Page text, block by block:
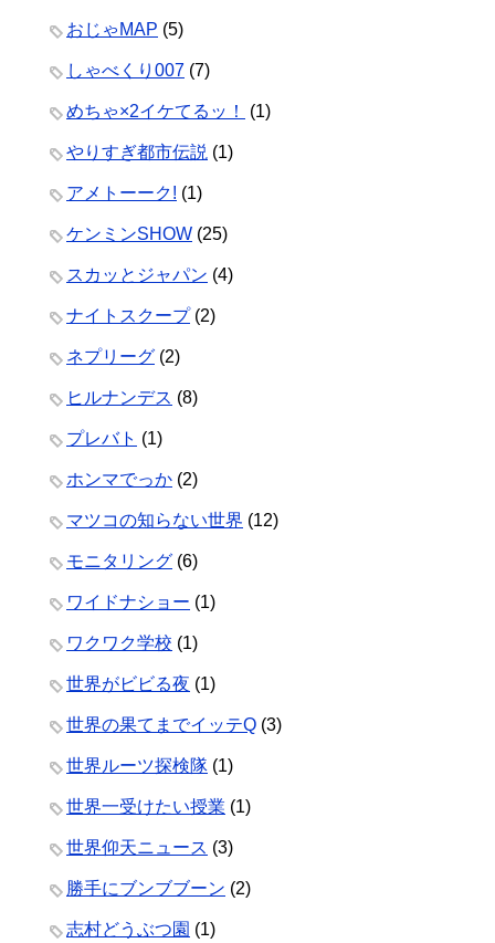
おじゃMAP (5)
しゃべくり007 (7)
めちゃ×2イケてるッ！ (1)
やりすぎ都市伝説 (1)
アメトーーク! (1)
ケンミンSHOW (25)
スカッとジャパン (4)
ナイトスクープ(2)
ネプリーグ (2)
ヒルナンデス (8)
プレバト (1)
ホンマでっか (2)
マツコの知らない世界 (12)
モニタリング (6)
ワイドナショー (1)
ワクワク学校 (1)
世界がビビる夜 (1)
世界の果てまでイッテQ (3)
世界ルーツ探検隊 (1)
世界一受けたい授業 (1)
世界仰天ニュース (3)
勝手にブンブブーン (2)
志村どうぶつ園 (1)